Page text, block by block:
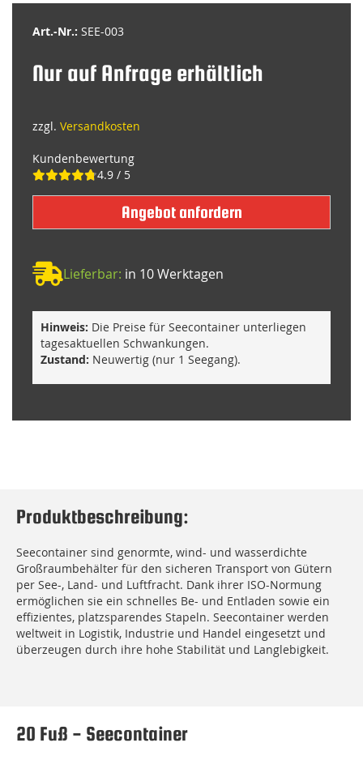
Art.-Nr.: SEE-003
Nur auf Anfrage erhältlich
zzgl. Versandkosten
Kundenbewertung
4.9 / 5
Angebot anfordern
Lieferbar: in 10 Werktagen
Hinweis: Die Preise für Seecontainer unterliegen
tagesaktuellen Schwankungen.
Zustand: Neuwertig (nur 1 Seegang).
Anfang
springen
Produktbeschreibung:
Seecontainer sind genormte, wind- und wasserdichte
Großraumbehälter für den sicheren Transport von Gütern
per See-, Land- und Luftfracht. Dank ihrer ISO-Normung
ermöglichen sie ein schnelles Be- und Entladen sowie ein
effizientes, platzsparendes Stapeln. Seecontainer werden
weltweit in Logistik, Industrie und Handel eingesetzt und
überzeugen durch ihre hohe Stabilität und Langlebigkeit.
20 Fuß - Seecontainer